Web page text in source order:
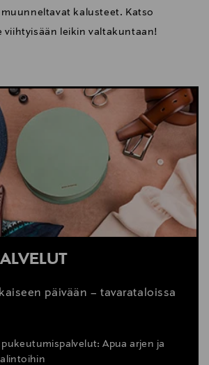
kalusteet. Katso
viihtyisään leikin valtakuntaan!
päivään – tavarataloissa
Apua arjen ja